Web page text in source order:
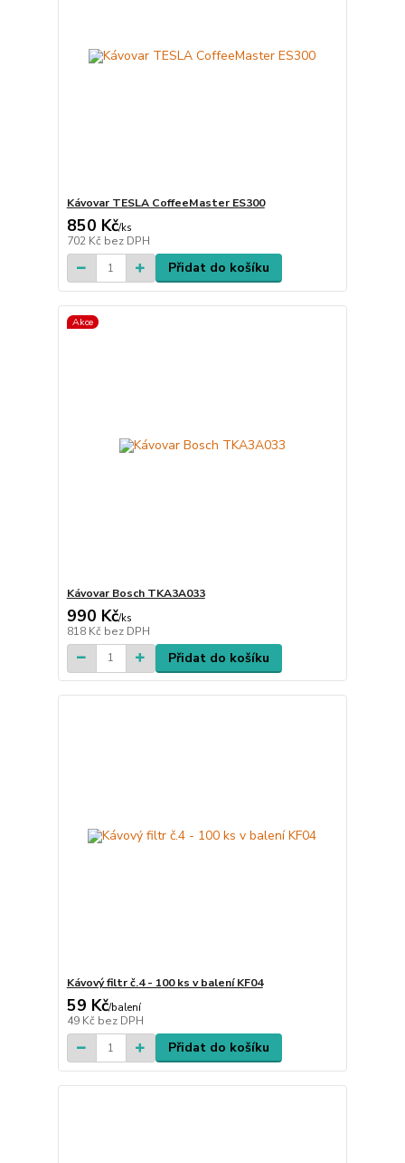
Kávovar TESLA CoffeeMaster ES300
850 Kč/ks
702 Kč bez DPH
Přidat do košíku
Akce
Kávovar Bosch TKA3A033
990 Kč/ks
818 Kč bez DPH
Přidat do košíku
Kávový filtr č.4 - 100 ks v balení KF04
59 Kč/balení
49 Kč bez DPH
Přidat do košíku